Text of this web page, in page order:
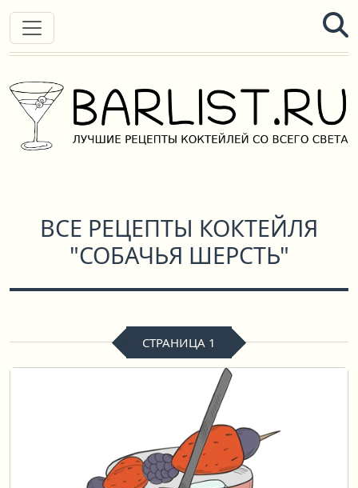
ВСЕ РЕЦЕПТЫ КОКТЕЙЛЯ
"СОБАЧЬЯ ШЕРСТЬ"
СТРАНИЦА 1